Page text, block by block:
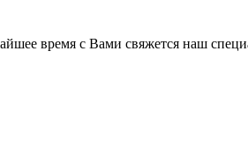
время с Вами свяжется наш